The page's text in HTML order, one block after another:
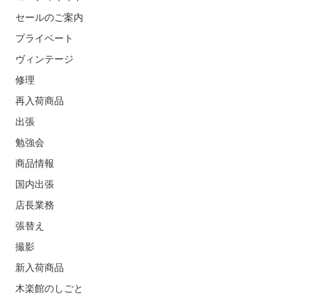
セールのご案内
プライベート
ヴィンテージ
修理
再入荷商品
出張
勉強会
商品情報
国内出張
店長業務
張替え
撮影
新入荷商品
木楽館のしごと